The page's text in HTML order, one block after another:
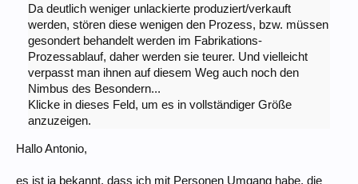
Da deutlich weniger unlackierte produziert/verkauft
werden, stören diese wenigen den Prozess, bzw. müssen
gesondert behandelt werden im Fabrikations-
Prozessablauf, daher werden sie teurer. Und vielleicht
verpasst man ihnen auf diesem Weg auch noch den
Nimbus des Besondern...
Klicke in dieses Feld, um es in vollständiger Größe
anzuzeigen.
Hallo Antonio,
es ist ja bekannt, dass ich mit Personen Umgang habe, die